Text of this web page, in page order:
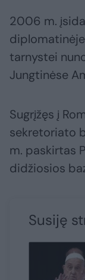
2006 m.
tarnystei
Jungtinėse
Sugrįžęs į
sekretoriato
m. paskirtas
didžiosios
Susiję